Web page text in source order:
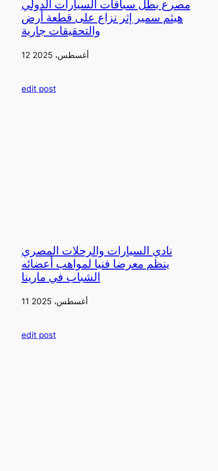
مصرع بطل سباقات السيارات الدولي
هيثم سمير إثر نزاع على قطعة أرض
والتحقيقات جارية
12 أغسطس، 2025
edit post
نادي السيارات والرحلات المصري
ينظم معرضا فنيا لمواهب أعضائه
الشباب في مارينا
11 أغسطس، 2025
edit post